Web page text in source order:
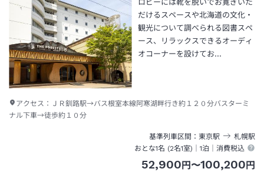
ロビーには靴を脱いでお寛ぎいた
だけるスペースや北海道の文化・
観光について調べられる図書スペ
ース、リラックスできるオーディ
オコーナーを設けてお…
アクセス： ＪＲ釧路駅→バス根室本線阿寒湖畔行き約１２０分バスターミ
ナル下車→徒歩約１０分
基準列車区間 東京駅 札幌駅
おとな1名 (2名1室)｜1泊 ｜消費税込
52,900円〜100,200円